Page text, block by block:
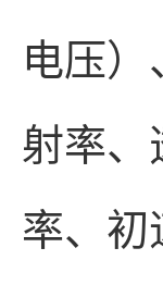
电压
射率、
率、初